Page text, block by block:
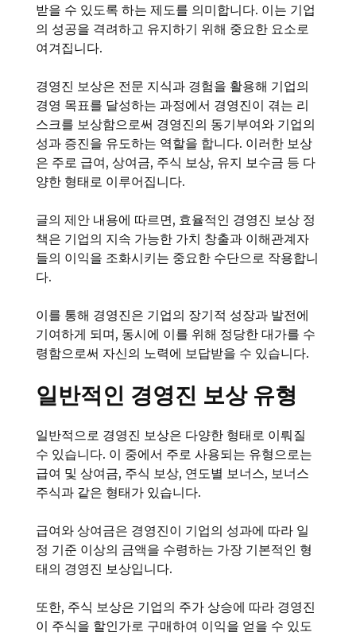
받을 수 있도록 하는 제도를 의미합니다. 이는 기업
의 성공을 격려하고 유지하기 위해 중요한 요소로
여겨집니다.
경영진 보상은 전문 지식과 경험을 활용해 기업의
경영 목표를 달성하는 과정에서 경영진이 겪는 리
스크를 보상함으로써 경영진의 동기부여와 기업의
성과 증진을 유도하는 역할을 합니다. 이러한 보상
은 주로 급여, 상여금, 주식 보상, 유지 보수금 등 다
양한 형태로 이루어집니다.
글의 제안 내용에 따르면, 효율적인 경영진 보상 정
책은 기업의 지속 가능한 가치 창출과 이해관계자
들의 이익을 조화시키는 중요한 수단으로 작용합니
다.
이를 통해 경영진은 기업의 장기적 성장과 발전에
기여하게 되며, 동시에 이를 위해 정당한 대가를 수
령함으로써 자신의 노력에 보답받을 수 있습니다.
일반적인 경영진 보상 유형
일반적으로 경영진 보상은 다양한 형태로 이뤄질
수 있습니다. 이 중에서 주로 사용되는 유형으로는
급여 및 상여금, 주식 보상, 연도별 보너스, 보너스
주식과 같은 형태가 있습니다.
급여와 상여금은 경영진이 기업의 성과에 따라 일
정 기준 이상의 금액을 수령하는 가장 기본적인 형
태의 경영진 보상입니다.
또한, 주식 보상은 기업의 주가 상승에 따라 경영진
이 주식을 할인가로 구매하여 이익을 얻을 수 있도